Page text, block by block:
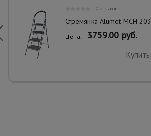
0 отзывов
Стремянка Alumet MCH 203
Цена: 3759.00 руб.
Купить